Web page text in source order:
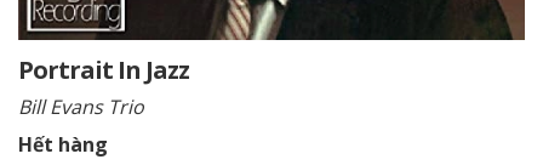
Portrait In Jazz
Bill Evans Trio
Hết hàng